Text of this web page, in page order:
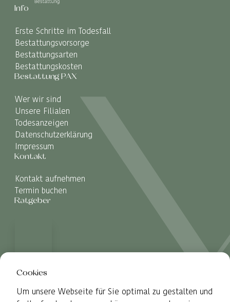
Info
Erste Schritte im Todesfall
Bestattungsvorsorge
Bestattungsarten
Bestattungskosten
Bestattung PAX
Wer wir sind
Unsere Filialen
Todesanzeigen
Datenschutzerklärung
Impressum
Kontakt
Kontakt aufnehmen
Termin buchen
Ratgeber
Cookies
Um unsere Webseite für Sie optimal zu gestalten und